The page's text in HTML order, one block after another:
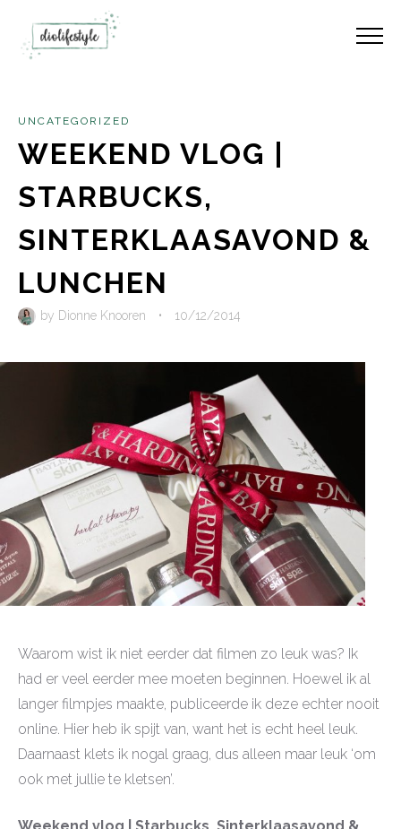
UNCATEGORIZED
WEEKEND VLOG |
STARBUCKS,
SINTERKLAASAVOND &
LUNCHEN
by Dionne Knooren • 10/12/2014
Waarom wist ik niet eerder dat filmen zo leuk was? Ik
had er veel eerder mee moeten beginnen. Hoewel ik al
langer filmpjes maakte, publiceerde ik deze echter nooit
online. Hier heb ik spijt van, want het is echt heel leuk.
Daarnaast klets ik nogal graag, dus alleen maar leuk ‘om
ook met jullie te kletsen’.